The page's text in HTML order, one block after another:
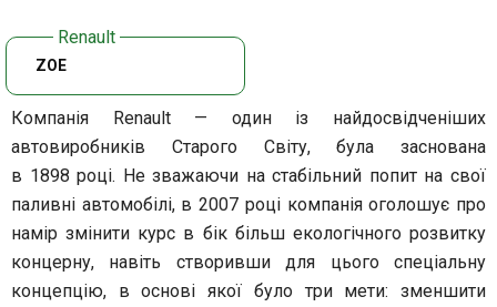
ZOE
Компанія Renault — один із найдосвідченіших
автовиробників Старого Світу, була заснована
в 1898 році. Не зважаючи на стабільний попит на свої
паливні автомобілі, в 2007 році компанія оголошує про
намір змінити курс в бік більш екологічного розвитку
концерну, навіть створивши для цього спеціальну
концепцію, в основі якої було три мети: зменшити